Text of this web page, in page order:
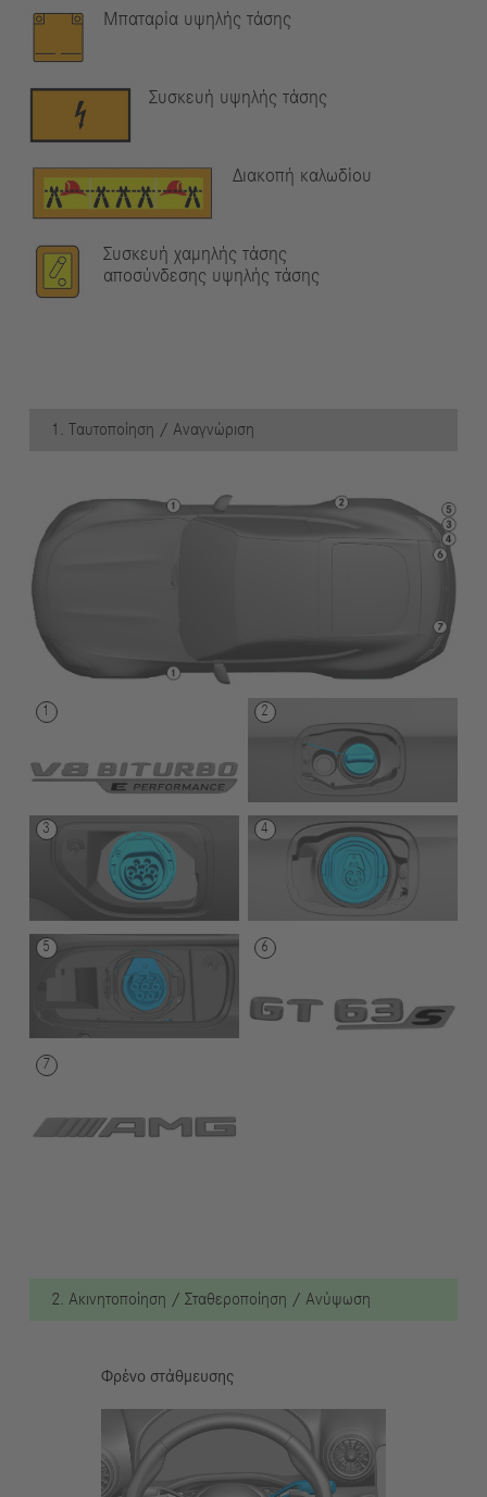
Μπαταρία υψηλής τάσης
Συσκευή υψηλής τάσης
Διακοπή καλωδίου
Συσκευή χαμηλής τάσης
αποσύνδεσης υψηλής τάσης
1. Ταυτοποίηση / Αναγνώριση
2. Ακινητοποίηση / Σταθεροποίηση / Ανύψωση
Φρένο στάθμευσης